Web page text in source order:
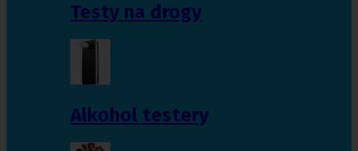
Testy na drogy
Alkohol testery